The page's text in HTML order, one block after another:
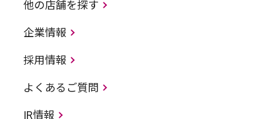
他の店舗を探す
企業情報
採用情報
よくあるご質問
IR情報